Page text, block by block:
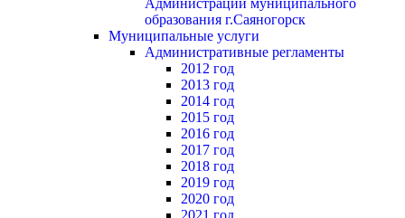
Администрации муниципального
образования г.Саяногорск
Муниципальные услуги
Административные регламенты
2012 год
2013 год
2014 год
2015 год
2016 год
2017 год
2018 год
2019 год
2020 год